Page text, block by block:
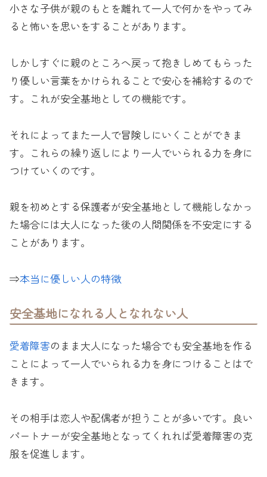
小さな子供が親のもとを離れて一人で何かをやってみ
ると怖いを思いをすることがあります。
しかしすぐに親のところへ戻って抱きしめてもらった
り優しい言葉をかけられることで安心を補給するので
す。これが安全基地としての機能です。
それによってまた一人で冒険しにいくことができま
す。これらの繰り返しにより一人でいられる力を身に
つけていくのです。
親を初めとする保護者が安全基地として機能しなかっ
た場合には大人になった後の人間関係を不安定にする
ことがあります。
⇒本当に優しい人の特徴
安全基地になれる人となれない人
愛着障害のまま大人になった場合でも安全基地を作る
ことによって一人でいられる力を身につけることはで
きます。
その相手は恋人や配偶者が担うことが多いです。良い
パートナーが安全基地となってくれれば愛着障害の克
服を促進します。